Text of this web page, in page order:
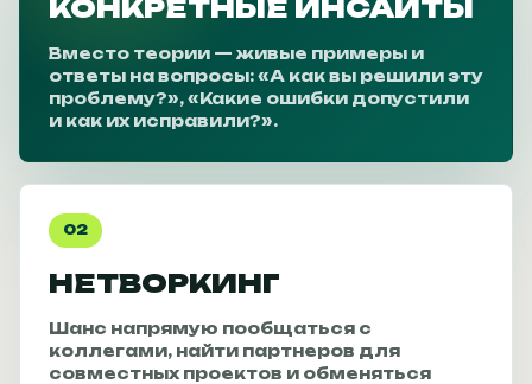
КОНКРЕТНЫЕ ИНСАЙТЫ
Вместо теории — живые примеры и
ответы на вопросы: «А как вы решили эту
проблему?», «Какие ошибки допустили
и как их исправили?».
02
НЕТВОРКИНГ
Шанс напрямую пообщаться с
коллегами, найти партнеров для
совместных проектов и обменяться